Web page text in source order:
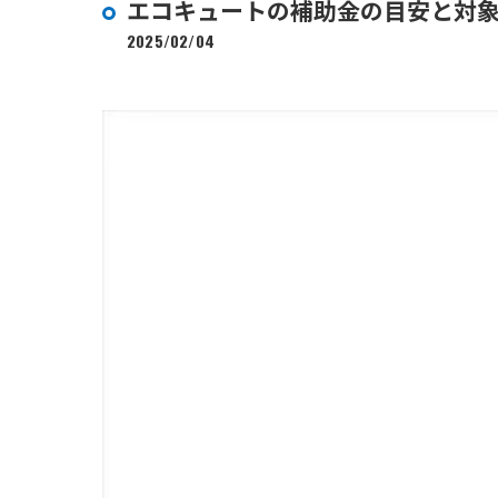
エコキュートの補助金の目安と対
2025/02/04